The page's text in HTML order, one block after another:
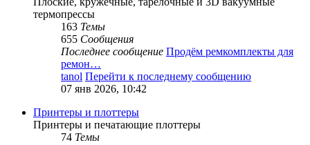
термопрессы
163 Темы
655 Сообщения
Последнее сообщение Продём ремкомплекты для
ремон…
tanol Перейти к последнему сообщению
07 янв 2026, 10:42
Принтеры и плоттеры
Принтеры и печатающие плоттеры
74 Темы